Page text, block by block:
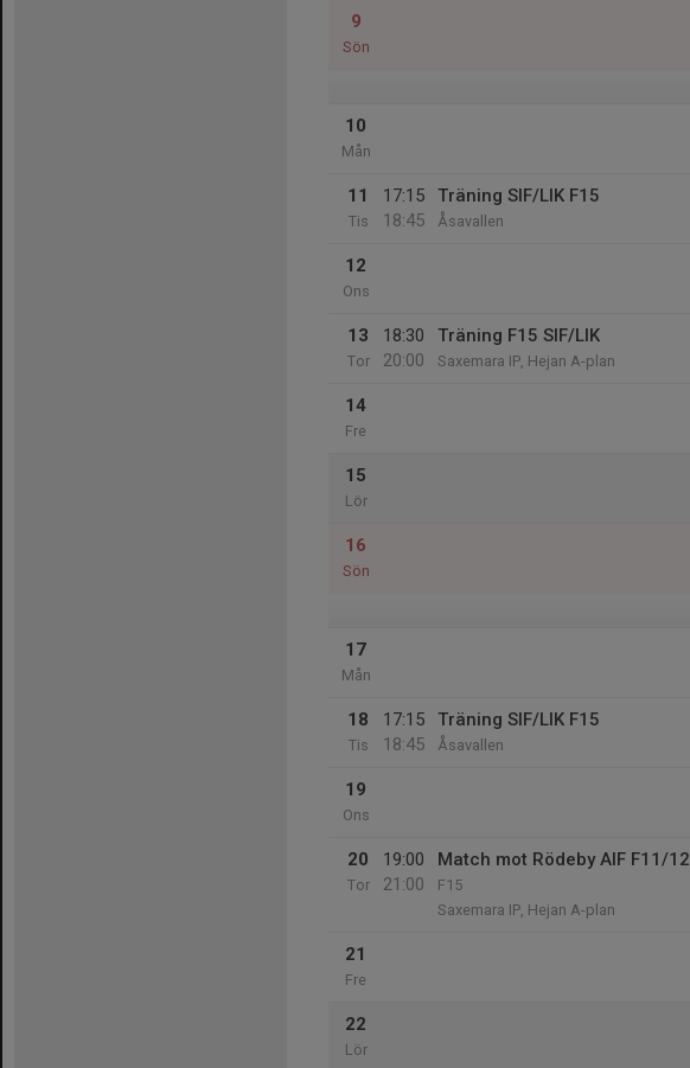
9
Sön
10
Mån
11
Tis
17:15
18:45
Träning SIF/LIK F15
Åsavallen
12
Ons
13
Tor
18:30
20:00
Träning F15 SIF/LIK
Saxemara IP, Hejan A-plan
14
Fre
15
Lör
16
Sön
17
Mån
18
Tis
17:15
18:45
Träning SIF/LIK F15
Åsavallen
19
Ons
20
Tor
19:00
21:00
Match mot Rödeby AIF F11/12
F15
Saxemara IP, Hejan A-plan
21
Fre
22
Lör